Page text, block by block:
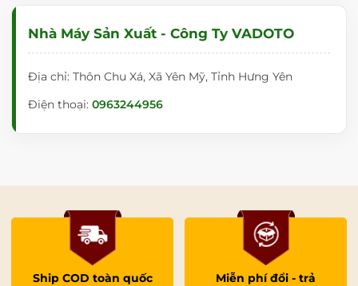
Nhà Máy Sản Xuất - Công Ty VADOTO
Địa chỉ: Thôn Chu Xá, Xã Yên Mỹ, Tỉnh Hưng Yên
Điện thoại: 0963244956
Ship COD toàn quốc Miễn phí đổi - trả